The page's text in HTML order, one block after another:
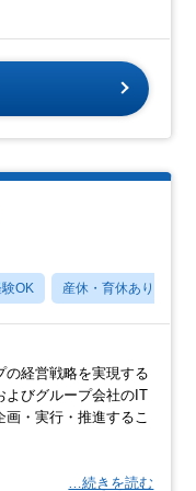
OK 産休・育休あり
の経営戦略を実現する
よびグループ会社のIT
画・実行・推進するこ
…続きを読む